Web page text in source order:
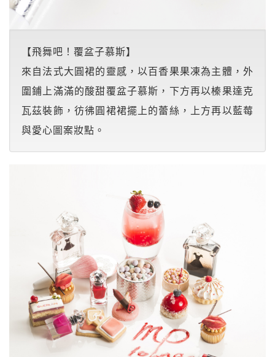
【飛舞吧！覆盆子慕斯】
來自法式大圓裙的靈感，以百香果果凍為主體，外
圍鋪上滿滿的酸甜覆盆子慕斯，下方再以榛果達克
瓦茲裝飾，彷彿圓裙裙擺上的蕾絲，上方再以藍莓
與愛心圖案妝點。